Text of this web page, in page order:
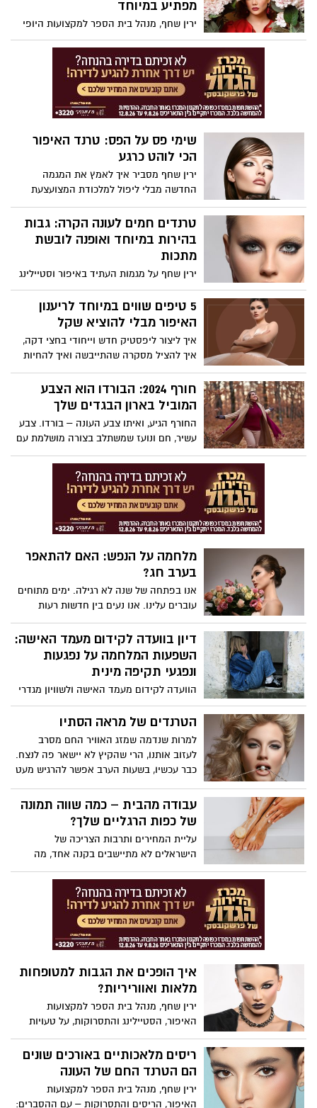
מפתיע במיוחד
ירין שחף, מנהל בית הספר למקצועות היופי
וחזאי טרנדים עם מגמות הסטייל לשנים 25-26
והדרך לעשות זאת נכון
שימי פס על הפס: טרנד האיפור
הכי לוהט כרגע
ירין שחף מסביר איך לאמץ את המגמה
החדשה מבלי ליפול למלכודת המצועצעת
והמוגזמת
טרנדים חמים לעונה הקרה: גבות
בהירות במיוחד ואופנה לובשת
מתכות
ירין שחף על מגמות העתיד באיפור וסטיילינג
לשנים 2025-6
5 טיפים שווים במיוחד לריענון
האיפור מבלי להוציא שקל
איך ליצור ליפסטיק חדש וייחודי בחצי דקה,
איך להציל מסקרה שהתייבשה ואיך להחיות
צלליות שהפכו דהויות? ירין שחף, מנהל בית
הספר למקצועות היופי, עוזר לרענן את מגירת
האיפור בלי לפתוח את הארנק
חורף 2024: הבורדו הוא הצבע
המוביל בארון הבגדים שלך
החורף הגיע, ואיתו צבע העונה – בורדו. צבע
עשיר, חם ונועז שמשתלב בצורה מושלמת עם
צבעי חורף קלאסיים כמו אפור, חום, שחור
ולבן. הבורדו לא רק מוסיף גוון ייחודי לכל לוק,
אלא גם מצהיר אמירה אופנתית ומודרנית. זה
הזמן להכניס את הבורדו לארון שלך וליהנות
ממגוון אפשרויות רב-תכליתיות שיכולות
להפוך כל תלבושת פשוטה לשיא של סטייל.
מלחמה על הנפש: האם להתאפר
בערב חג?
אנו בפתחה של שנה לא רגילה. ימים מתוחים
עוברים עלינו. אנו נעים בין חדשות רעות
לגרועות יותר. אלה בקלות יכולות להוביל
למצב רוח ירוד, לתסכול ולחוסר חשק להשקיע
בעצמנו. ירין שחף, מנהל בית הספר
בין איפור למצב הרוח.
דיון בוועדה לקידום מעמד האישה:
השפעות המלחמה על נפגעות
ונפגעי תקיפה מינית
הוועדה לקידום מעמד האישה ולשוויון מגדרי
קיימה דיון מיוחד בנושא השפעות המלחמה
על נפגעות תקיפה מינית. ד"ר עו"ד כרמית
קלר חלמיש, מנהלת תחום המחקר באיגוד
מרכזי הסיוע, הציגה מחקר שמראה כי 57%
מהמשתתפות חוו החמרה בתסמינים בעקבות
הטרנדים של מראה הסתיו
למרות שנדמה שמזג האוויר החם מסרב
לעזוב אותנו, הרי שהקיץ לא יישאר פה לנצח.
כבר עכשיו, בשעות הערב אפשר להרגיש מעט
מהמראה השזוף לטובת מראה פנים בהיר
יותר. גווני האיפור מבוססים על שילוב של
כתום- אפרסק עם צבעי שמנת.
עבודה מהבית – כמה שווה תמונה
של כפות הרגליים שלך?
עליית המחירים ותרבות הצריכה של
הישראלים לא מתיישבים בקנה אחד, מה
שמוביל רבים לחפש אפיקי הכנסה נוספים
ואפשרויות עבודה מהבית. האינטרנט הוא
הזירה הלוהטת שמספקת אינספור אפשרויות;
יש שבוחרים להשקיע בבורסה, אחרים
פותחים חנויות אינטרנטיות או עסקים לשיווק
דיגיטלי, ויש מי שמצלמות את כפות הרגליים,
איך הופכים את הגבות למטופחות
מלאות ואווריריות?
ירין שחף, מנהל בית הספר למקצועות
האיפור, הסטיילינג והתסרוקות, על טעויות
נפוצות באיפור גבות והדרך להימנע מהן:
ריסים מלאכותיים באורכים שונים
הם הטרנד החם של העונה
ירין שחף, מנהל בית הספר למקצועות
האיפור, הריסים והתסרוקות – עם ההסברים: